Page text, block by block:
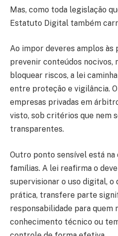
Mas, como toda legislação
Estatuto Digital também
Ao impor deveres amplos às
prevenir conteúdos nocivos,
bloquear riscos, a lei
entre proteção e vigilância.
empresas privadas em
visto, sob critérios que nem
transparentes.
Outro ponto sensível está
famílias. A lei reafirma o
supervisionar o uso digital, o
prática, transfere parte
responsabilidade para quem
conhecimento técnico ou